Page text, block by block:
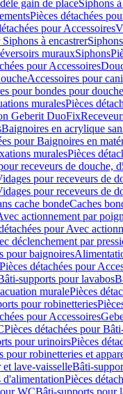
gain de placeSiphons
Pièces détachées
pour Accessoires
à encastrer
murauxSiphons
pour Accessoires
Accessoires pour
pour bondes pour
muralesPièces
Geberit DuoFix
Baignoires en acrylique
pour Baignoires en
muralesPièces
receveurs de douche,
pour receveurs de
pour receveurs de
cache bondeCaches
actionnement par
pour Avec
déclenchement par
pour baignoires
Pièces détachées pour
supports pour lavabos
muralePièces
pour robinetteries
pour Accessoires
Pièces détachées pour
pour urinoirsPièces
pour robinetteries et
lave-vaisselleBâti-
d'alimentationPièces
WCBâti-supports pour